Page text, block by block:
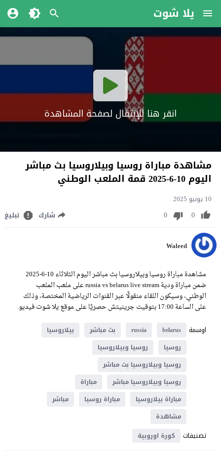
يلا شوت
انقر هنا للإنتقال لصفحة المشاهدة
مشاهدة مباراة روسيا وبيلاروسيا بث مباشر
اليوم 10-6-2025 قمة الملعب الوطني
10 يونيو 2025
0
0 شارك تبليغ
Waleed
مشاهدة مباراة روسيا وبيلاروسيا بث مباشر اليوم الثلاثاء 10-6-2025
ضمن مباراة ودية russia vs belarus live stream على ملعب الملعب
الوطني، وسيكون اللقاء منقولًا عبر القنوات الرياضية المختصة، وذلك
على الساعة 17:00 بتوقيت جرينيتش حصريًا على موقع يلا شوت فيديو.
اوسمة
belarus
russia بث مباشر
بيلاروسيا
روسيا
روسيا وبيلاروسيا
روسيا وبيلاروسيا بث مباشر
روسيا وبيلاروسيا مباشر
مباراة
مباراة بيلاروسيا
مباراة روسيا
مباشر
مشاهدة
تصنيفات كورة اوروبية